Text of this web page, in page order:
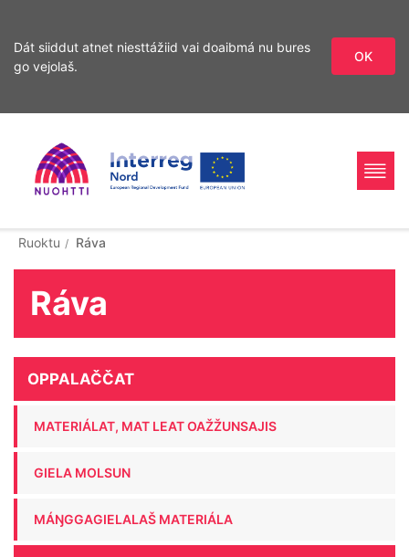
Dát siiddut atnet niesttážiid vai doaibmá nu bures
go vejolaš.
OK
sisdollui
Home Interreg
Ohcan
Ruoktu Ráva
Ráva
OPPALAČČAT
MATERIÁLAT, MAT LEAT OAŽŽUNSAJIS
GIELA MOLSUN
MÁŊGGAGIELALAŠ MATERIÁLA